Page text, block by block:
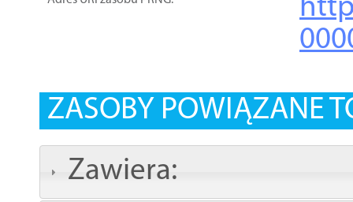
ZASOBY POWIĄZANE
Zawiera: